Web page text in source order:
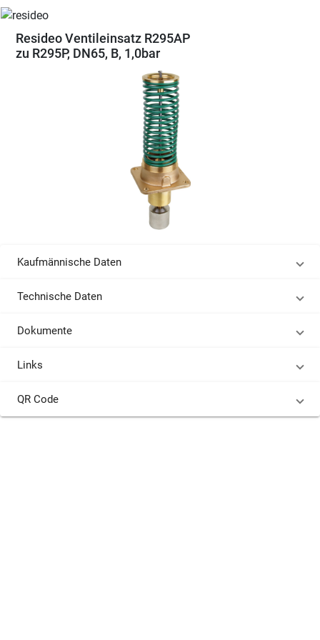
Resideo Ventileinsatz R295AP
zu R295P, DN65, B, 1,0bar
Kaufmännische Daten
Technische Daten
Dokumente
Links
QR Code